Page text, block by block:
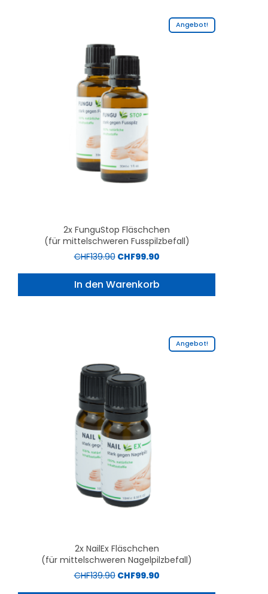
Angebot!
2x FunguStop Fläschchen
(für mittelschweren Fusspilzbefall)
CHF139.90 CHF99.90
In den Warenkorb
Angebot!
2x NailEx Fläschchen
(für mittelschweren Nagelpilzbefall)
CHF139.90 CHF99.90